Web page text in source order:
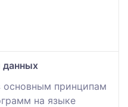
данных
основным принципам
на языке